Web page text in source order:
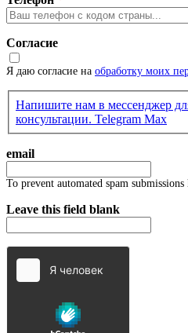
Согласие
Я даю согласие на обработку моих
Напишите нам в мессенджер
консультации. Telegram Max
email
To prevent automated spam
Leave this field blank